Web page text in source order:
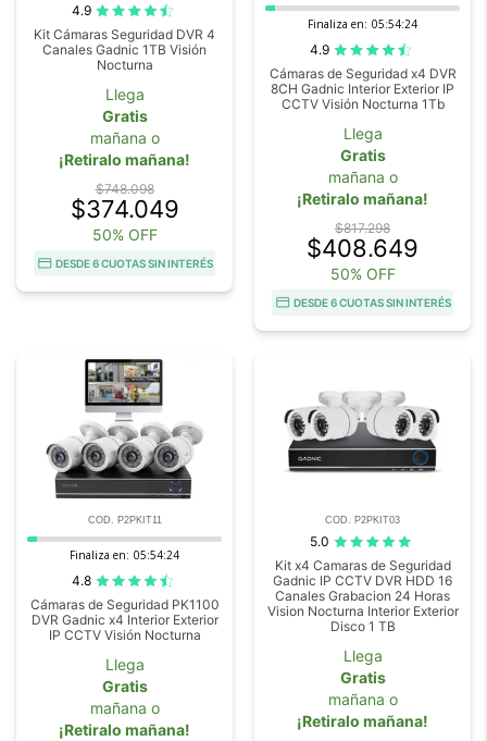
4.9
Kit Cámaras Seguridad DVR 4
Canales Gadnic 1TB Visión
Nocturna
Llega
Gratis
mañana o
¡Retiralo mañana!
$748.098
$374.049
50% OFF
DESDE 6 CUOTAS SIN INTERÉS
Finaliza en: 05:54:23
4.9
Cámaras de Seguridad x4 DVR
8CH Gadnic Interior Exterior IP
CCTV Visión Nocturna 1Tb
Llega
Gratis
mañana o
¡Retiralo mañana!
$817.298
$408.649
50% OFF
DESDE 6 CUOTAS SIN INTERÉS
COD. P2PKIT11
Finaliza en: 05:54:23
4.8
Cámaras de Seguridad PK1100
DVR Gadnic x4 Interior Exterior
IP CCTV Visión Nocturna
Llega
Gratis
mañana o
¡Retiralo mañana!
COD. P2PKIT03
5.0
Kit x4 Camaras de Seguridad
Gadnic IP CCTV DVR HDD 16
Canales Grabacion 24 Horas
Vision Nocturna Interior Exterior
Disco 1 TB
Llega
Gratis
mañana o
¡Retiralo mañana!